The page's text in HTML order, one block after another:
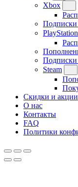
Xbox
PlayStation
Подписки
Steam
Скидки и акции
О нас
Контакты
FAQ
Политики